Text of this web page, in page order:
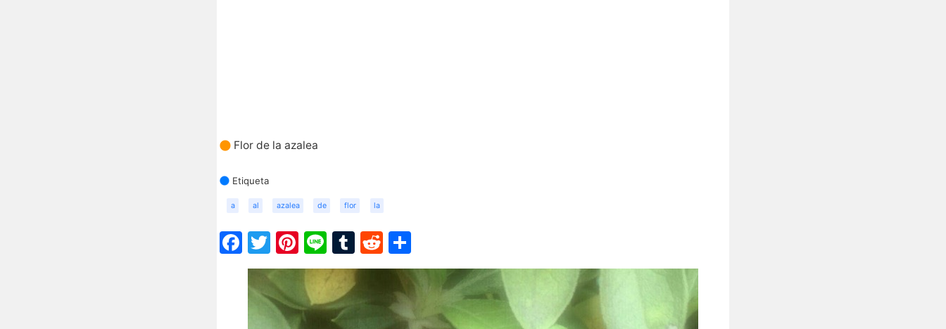
Flor de la azalea
Etiqueta
a al azalea de flor la
Facebook
Twitter
Pinterest
LineTumblr
Reddit